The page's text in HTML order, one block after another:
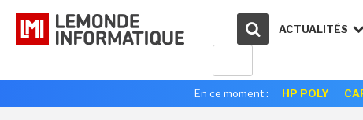
ACTUALITÉS
En ce moment : HP POLY